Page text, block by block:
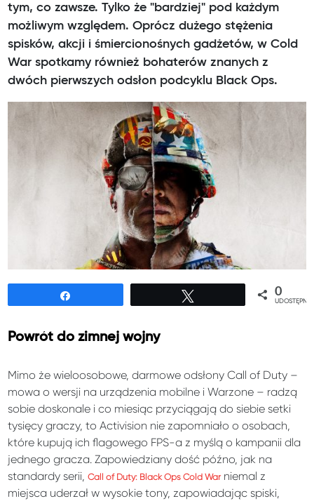
tym, co zawsze. Tylko że "bardziej" pod każdym
możliwym względem. Oprócz dużego stężenia
spisków, akcji i śmiercionośnych gadżetów, w Cold
War spotkamy również bohaterów znanych z
dwóch pierwszych odsłon podcyklu Black Ops.
0
Powrót do zimnej wojny
Mimo że wieloosobowe, darmowe odsłony Call of Duty –
mowa o wersji na urządzenia mobilne i Warzone – radzą
sobie doskonale i co miesiąc przyciągają do siebie setki
tysięcy graczy, to Activision nie zapomniało o osobach,
które kupują ich flagowego FPS-a z myślą o kampanii dla
jednego gracza. Zapowiedziany dość późno, jak na
standardy serii,Call of Duty: Black Ops Cold Warniemal z
miejsca uderzał w wysokie tony, zapowiadając spiski,